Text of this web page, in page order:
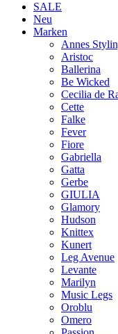
SALE
Neu
Marken
Annes
Aristoc
Ballerina
Be Wicked
Cecilia de
Cette
Falke
Fever
Fiore
Gabriella
Gatta
Gerbe
GIULIA
Glamory
Hudson
Knittex
Kunert
Leg Avenue
Levante
Marilyn
Music Legs
Oroblu
Omero